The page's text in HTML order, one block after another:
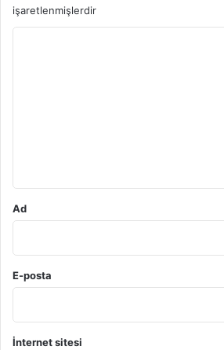
işaretlenmişlerdir
Ad
E-posta
İnternet sitesi